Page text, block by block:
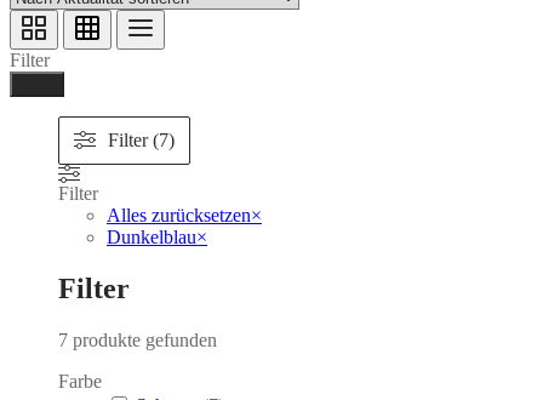
Filter
Filter (7)
Filter
Alles zurücksetzen×
Dunkelblau×
Filter
7 produkte gefunden
Farbe